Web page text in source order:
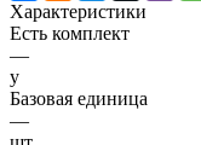
Характеристики
Есть комплект
—
y
Базовая единица
—